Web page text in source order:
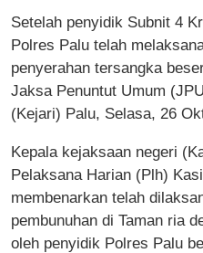
Setelah penyidik Subnit 4
Polres Palu telah
penyerahan tersangka
Jaksa Penuntut Umum
(Kejari) Palu, Selasa, 26
Kepala kejaksaan negeri
Pelaksana Harian (Plh)
membenarkan telah
pembunuhan di Taman ria
oleh penyidik Polres Palu